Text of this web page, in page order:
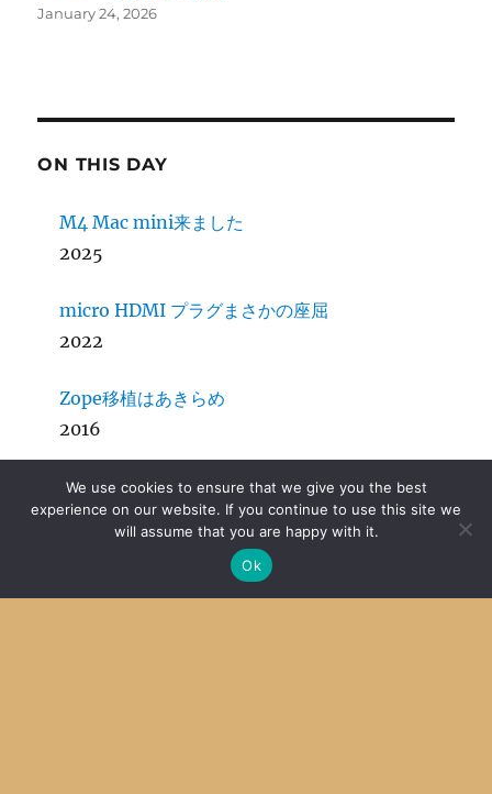
January 24, 2026
ON THIS DAY
M4 Mac mini来ました
2025
micro HDMI プラグまさかの座屈
2022
Zope移植はあきらめ
2016
Archives
We use cookies to ensure that we give you the best
experience on our website. If you continue to use this site we
will assume that you are happy with it.
Ok